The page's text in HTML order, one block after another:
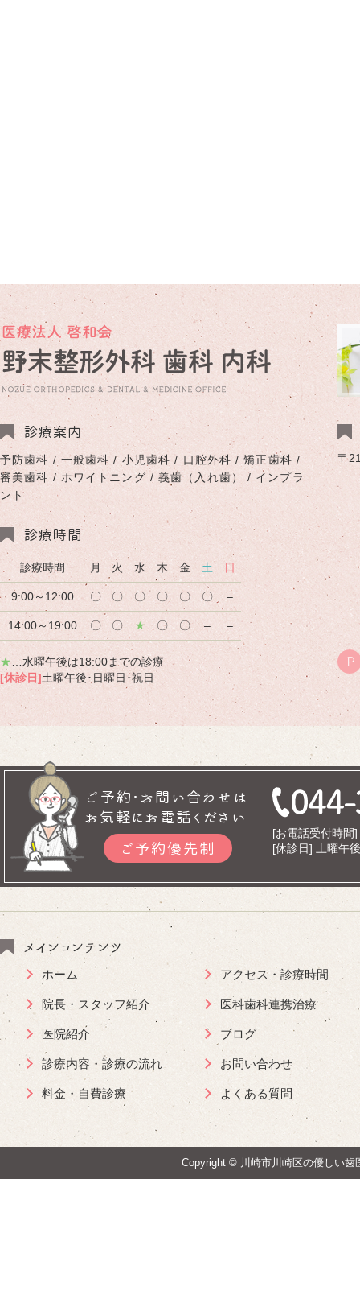
診療案内
予防歯科 / 一般歯科 / 小児歯科 / 口腔外科 / 矯正歯科 /
審美歯科 / ホワイトニング / 義歯（入れ歯） / インプラ
ント
診療時間
診療時間 月 火 水 木 金 土 日
9:00～12:00 〇 〇 〇 〇 〇 〇 –
14:00～19:00 〇 〇 ★ 〇 〇 – –
★ …水曜午後は18:00までの診療
[休診日]土曜午後･日曜日･祝日
〒
P
ご予約･お問い合わせは
お気軽にお電話ください
ご予約優先制
[お電話受付時間
[休診日] 土曜午
メインコンテンツ
ホーム
院長・スタッフ紹介
医院紹介
診療内容・診療の流れ
料金・自費診療
アクセス・診療時間
医科歯科連携治療
ブログ
お問い合わせ
よくある質問
Copyright © 川崎市川崎区の優しい